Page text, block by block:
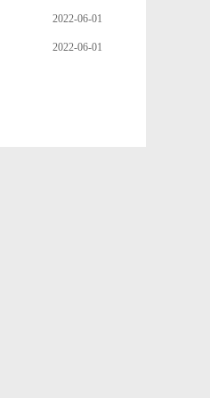
2022-06-01
2022-06-01